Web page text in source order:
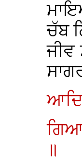
ਚੱਬ
ਜੀਵ
ਆਦਿ
॥